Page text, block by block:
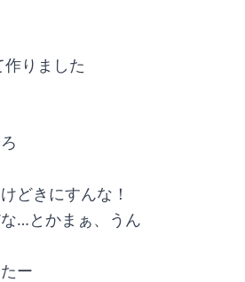
作りました
どきにすんな！
…とかまぁ、うん
ー